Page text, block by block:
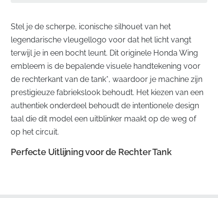
Stel je de scherpe, iconische silhouet van het
legendarische vleugellogo voor dat het licht vangt
terwijl je in een bocht leunt. Dit originele Honda Wing
embleem is de bepalende visuele handtekening voor
de rechterkant van de tank*, waardoor je machine zijn
prestigieuze fabriekslook behoudt. Het kiezen van een
authentiek onderdeel behoudt de intentionele design
taal die dit model een uitblinker maakt op de weg of
op het circuit.
Perfecte Uitlijning voor de Rechter Tank